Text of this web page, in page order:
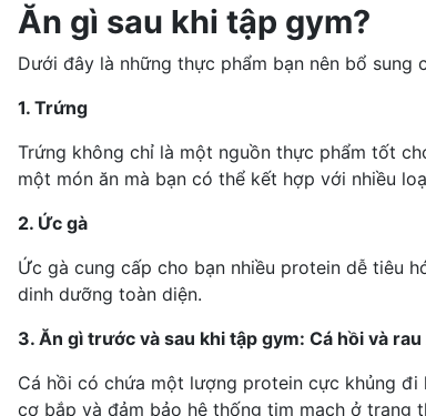
Ăn gì sau khi tập gym?
Dưới đây là những thực phẩm bạn nên bổ
1. Trứng
Trứng không chỉ là một nguồn thực phẩm tốt
một món ăn mà bạn có thể kết hợp với nhiều
2. Ức gà
Ức gà cung cấp cho bạn nhiều protein dễ tiêu
dinh dưỡng toàn diện.
3. Ăn gì trước và sau khi tập gym: Cá hồi và rau
Cá hồi có chứa một lượng protein cực khủng
cơ bắp và đảm bảo hệ thống tim mạch ở trạng